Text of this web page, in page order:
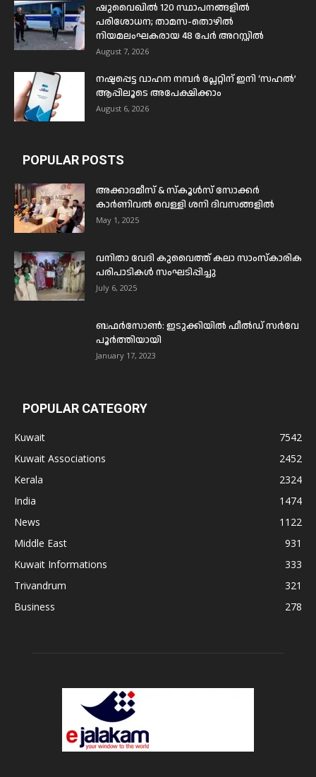
ഷുവൈഖിൽ 120 സ്ഥാപനങ്ങളിൽ
പരിശോധന; താമസ-തൊഴിൽ
നിയമലംഘകരായ 48 പേർ അറസ്റ്റിൽ
August 7, 2026
നഷ്ടപ്പെട്ട വാഹന നമ്പർ പ്ലേറ്റിന് ഇനി ‘സഹൽ’
ആപ്പിലൂടെ അപേക്ഷിക്കാം
August 6, 2026
POPULAR POSTS
അക്കാദമീസ് & സ്കൂൾസ് സോക്കർ
കാർണിവൽ വെള്ളി ശനി ദിവസങ്ങളിൽ
May 1, 2025
വനിതാ വേദി കുവൈത്ത് കലാ സാംസ്കാരിക
പരിപാടികൾ സംഘടിപ്പിച്ചു
July 6, 2025
ബഫര്‍സോണ്‍: ഇടുക്കിയില്‍ ഫീല്‍ഡ് സര്‍വേ
പൂര്‍ത്തിയായി
January 17, 2023
POPULAR CATEGORY
Kuwait
7542
Kuwait Associations
2452
Kerala
2324
India
1474
News
1122
Middle East
931
Kuwait Informations
333
Trivandrum
321
Business
278